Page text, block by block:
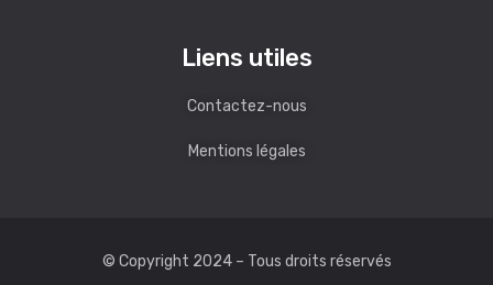
Liens utiles
Contactez-nous
Mentions légales
© Copyright 2024 – Tous droits réservés